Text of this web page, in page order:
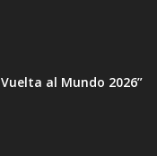
al Mundo 2026”